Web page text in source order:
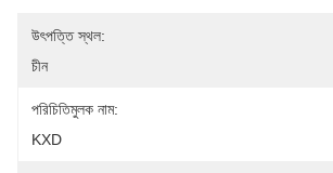
উৎপত্তি স্থল:
চীন
পরিচিতিমুলক নাম:
KXD